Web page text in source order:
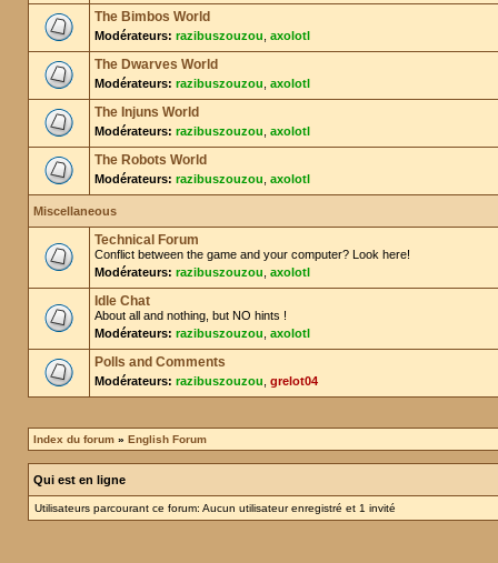
The Bimbos World
Modérateurs: razibuszouzou axolotl
The Dwarves World
Modérateurs: razibuszouzou axolotl
The Injuns World
Modérateurs: razibuszouzou axolotl
The Robots World
Modérateurs: razibuszouzou axolotl
Miscellaneous
Technical Forum
Conflict between the game and your computer? Look here!
Modérateurs: razibuszouzou axolotl
Idle Chat
About all and nothing, but NO hints !
Modérateurs: razibuszouzou axolotl
Polls and Comments
Modérateurs: razibuszouzou grelot04
Index du forum » English Forum
Qui est en ligne
Utilisateurs parcourant ce forum: Aucun utilisateur enregistré et 1 invité